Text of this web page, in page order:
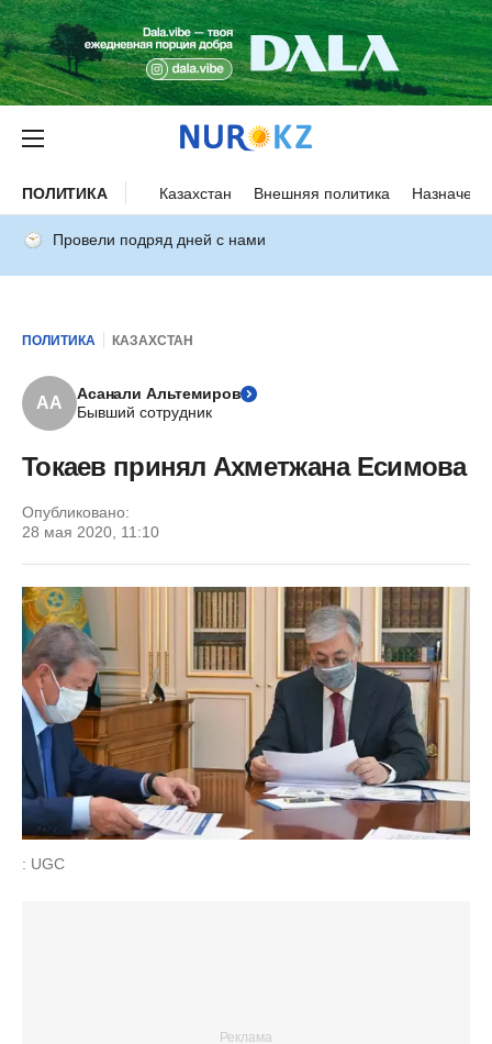
ПОЛИТИКА Казахстан Внешняя политика
Провели подряд дней с нами
ПОЛИТИКА КАЗАХСТАН
АА
Асанали Альтемиров
Бывший сотрудник
Токаев принял Ахметжана Есимова
Опубликовано:
28 мая 2020, 11:10
: UGC